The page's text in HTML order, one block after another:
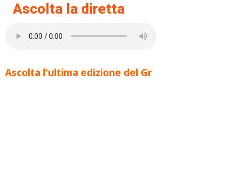
Ascolta la diretta
Ascolta l'ultima edizione del Gr